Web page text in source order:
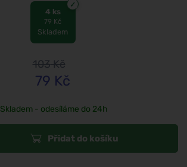
4 ks
79 Kč
Skladem
103Kč
79 Kč
Skladem - odesíláme do 24h
Přidat do košíku